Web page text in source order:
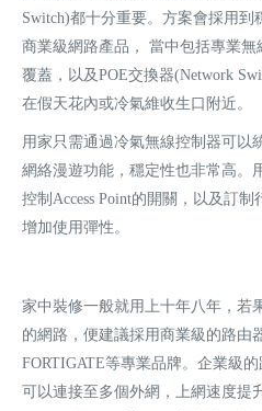
Switch)都十分重要。方案會採用
商業級網路產品， 當中包括專業無
覆蓋，以及POE交換器(Network
在假天花內或冷氣維收生口附近。
用家只需通過冷氣無線控制器可以
網絡漫遊功能，穩定性也非常高。
控制Access Point的開關，以及訂
增加使用彈性。
家中裝修一般就用上十年八年，若
的網路，便建議採用商業級的路由
FORTIGATE等專業品牌。企業級
可以連接至多個外網，上網速度提